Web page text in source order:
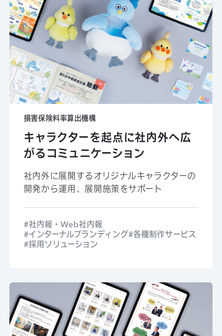
損害保険料率算出機構
キャラクターを起点に社内外へ広
がるコミュニケーション
社内外に展開するオリジナルキャラクターの
開発から運用、展開施策をサポート
社内報・Web社内報
インターナルブランディング 各種制作サービス
採用ソリューション